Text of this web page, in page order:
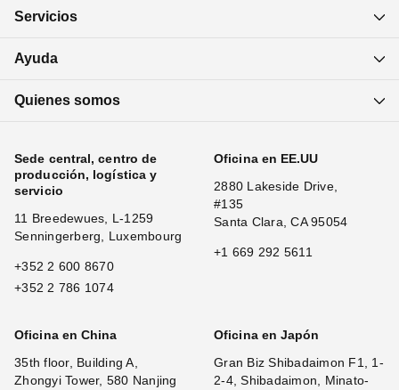
Servicios
Ayuda
Quienes somos
Sede central, centro de
producción, logística y
servicio
11 Breedewues, L-1259
Senningerberg, Luxembourg
+352 2 600 8670
+352 2 786 1074
Oficina en EE.UU
2880 Lakeside Drive,
#135
Santa Clara, CA 95054
+1 669 292 5611
Oficina en China
35th floor, Building A,
Zhongyi Tower, 580 Nanjing
Oficina en Japón
Gran Biz Shibadaimon F1, 1-
2-4, Shibadaimon, Minato-